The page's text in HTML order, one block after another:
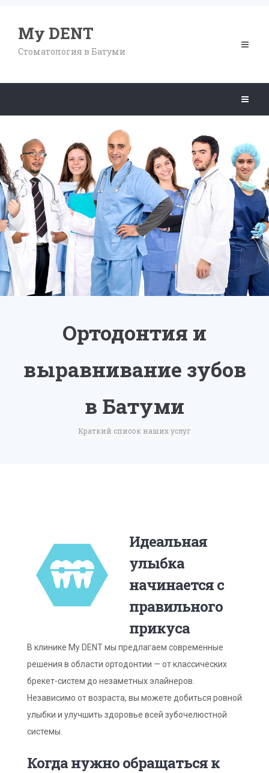
My DENT
Стоматология в Батуми
Toggle
Toggle
Ортодонтия и
выравнивание зубов
в Батуми
Краткий список наших услуг
Идеальная
улыбка
начинается с
правильного
прикуса
В клинике My DENT мы предлагаем современные
решения в области ортодонтии — от классических
брекет-систем до незаметных элайнеров.
Независимо от возраста, вы можете добиться ровной
улыбки и улучшить здоровье всей зубочелюстной
системы.
Когда нужно обращаться к